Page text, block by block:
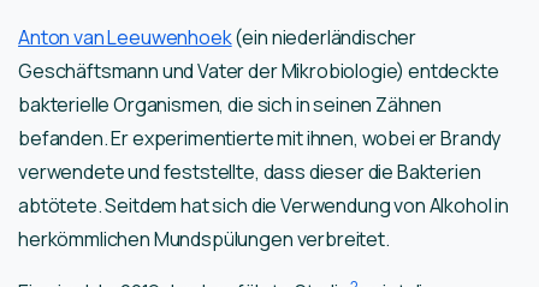
Anton van Leeuwenhoek(ein niederländischer
Geschäftsmann und Vater der Mikrobiologie) entdeckte
bakterielle Organismen, die sich in seinen Zähnen
befanden. Er experimentierte mit ihnen, wobei er Brandy
verwendete und feststellte, dass dieser die Bakterien
abtötete. Seitdem hat sich die Verwendung von Alkohol in
herkömmlichen Mundspülungen verbreitet.